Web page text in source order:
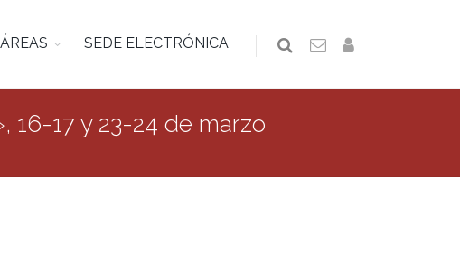
ÁREAS SEDE ELECTRÓNICA
16-17 y 23-24 de marzo